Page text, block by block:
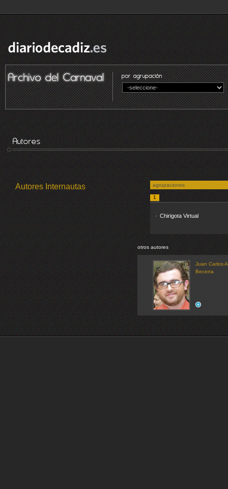
Autores Internautas agrupaciones
1
· Chirigota Virtual
otros autores
Juan Carlos
Becerra